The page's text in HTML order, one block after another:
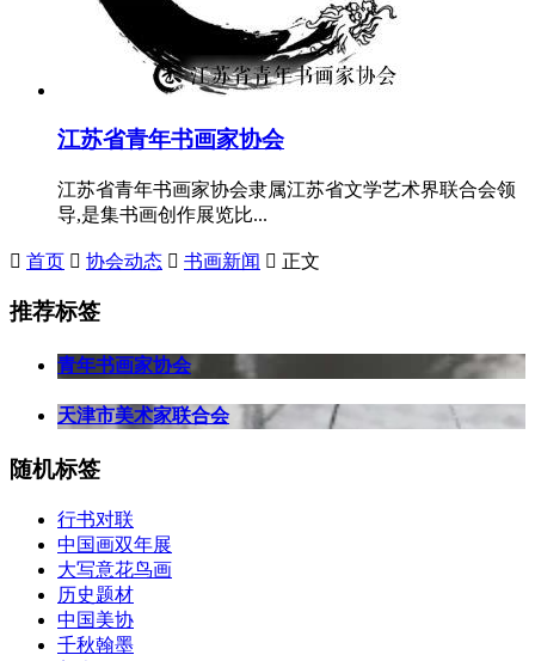
江苏省青年书画家协会
江苏省青年书画家协会隶属江苏省文学艺术界联合会领
导,是集书画创作展览比...
 首页  协会动态  书画新闻  正文
推荐标签
青年书画家协会
天津市美术家联合会
随机标签
行书对联
中国画双年展
大写意花鸟画
历史题材
中国美协
千秋翰墨